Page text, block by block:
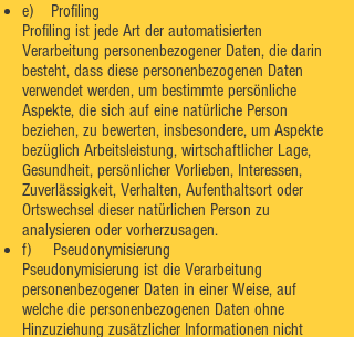
e) Profiling
Profiling ist jede Art der automatisierten
Verarbeitung personenbezogener Daten, die darin
besteht, dass diese personenbezogenen Daten
verwendet werden, um bestimmte persönliche
Aspekte, die sich auf eine natürliche Person
beziehen, zu bewerten, insbesondere, um Aspekte
bezüglich Arbeitsleistung, wirtschaftlicher Lage,
Gesundheit, persönlicher Vorlieben, Interessen,
Zuverlässigkeit, Verhalten, Aufenthaltsort oder
Ortswechsel dieser natürlichen Person zu
analysieren oder vorherzusagen.
f) Pseudonymisierung
Pseudonymisierung ist die Verarbeitung
personenbezogener Daten in einer Weise, auf
welche die personenbezogenen Daten ohne
Hinzuziehung zusätzlicher Informationen nicht